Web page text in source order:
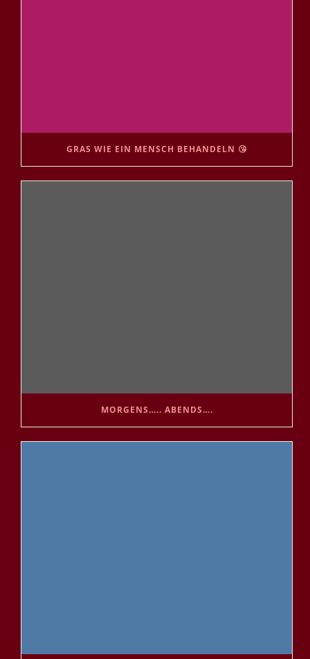
GRAS WIE EIN MENSCH BEHANDELN 😘
MORGENS….. ABENDS….